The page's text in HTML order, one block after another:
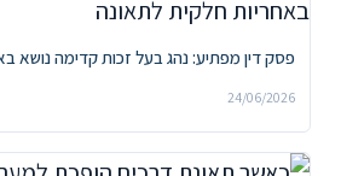
פסק דין מפתיע: נהג בעל זכות קדימה נושא
24/06/2026